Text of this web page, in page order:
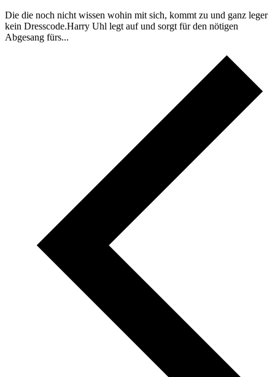
Die die noch nicht wissen wohin mit sich, kommt zu und ganz leger
kein Dresscode.Harry Uhl legt auf und sorgt für den nötigen
Abgesang fürs...